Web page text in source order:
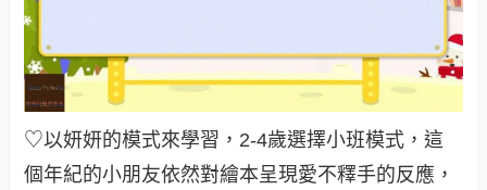
♡以妍妍的模式來學習，2-4歲選擇小班模式，這
個年紀的小朋友依然對繪本呈現愛不釋手的反應，